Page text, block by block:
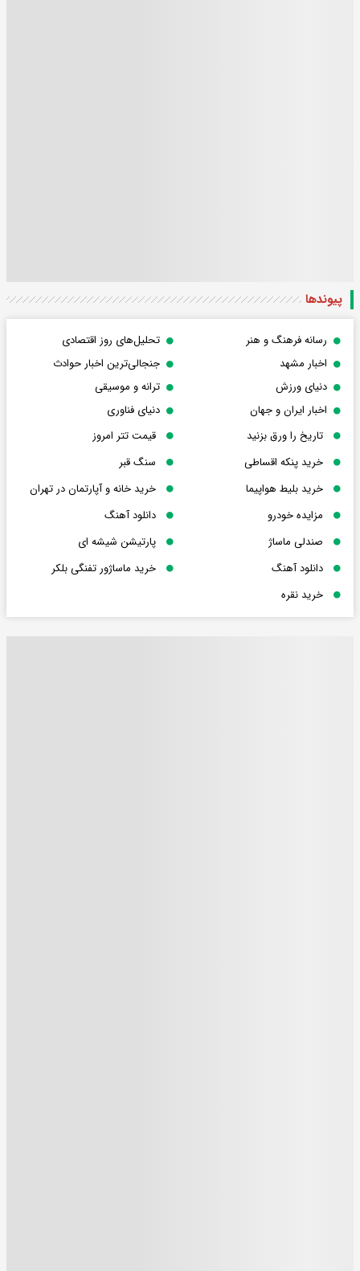
پیوندها
رسانه فرهنگ و هنر
تحلیل‌های روز اقتصادی
اخبار مشهد
جنجالی‌ترین اخبار حوادث
دنیای ورزش
ترانه و موسیقی
اخبار ایران و جهان
دنیای فناوری
تاریخ را ورق بزنید
قیمت تتر امروز
خرید پنکه اقساطی
سنگ قبر
خرید بلیط هواپیما
خرید خانه و آپارتمان در تهران
مزایده خودرو
دانلود آهنگ
صندلی ماساژ
پارتیشن شیشه ای
دانلود آهنگ
خرید ماساژور تفنگی بلکر
خرید نقره